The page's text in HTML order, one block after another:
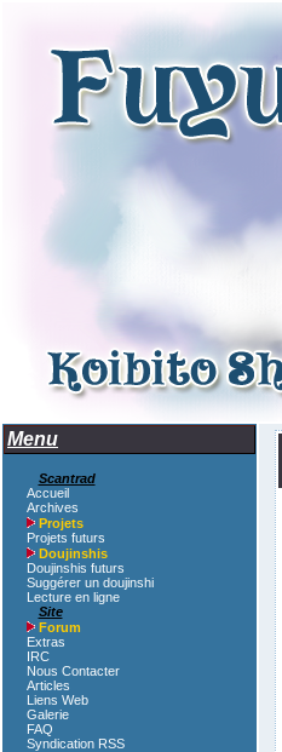
Menu
Scantrad
Accueil
Archives
Projets
Projets futurs
Doujinshis
Doujinshis futurs
Suggérer un doujinshi
Lecture en ligne
Site
Forum
Extras
IRC
Nous Contacter
Articles
Liens Web
Galerie
FAQ
Syndication RSS